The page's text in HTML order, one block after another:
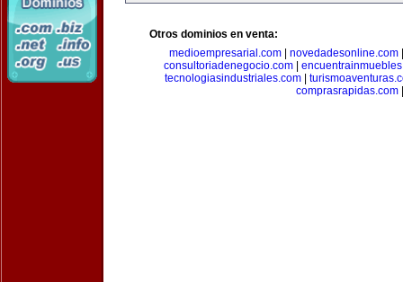
Otros dominios en venta:
medioempresarial.com| novedadesonline.com
consultoriadenegocio.com|
tecnologiasindustriales.com|
comprasrapidas.com